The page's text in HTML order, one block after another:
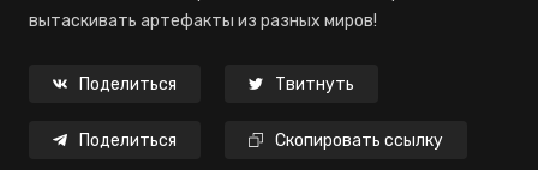
вытаскивать артефакты из разных миров!
Поделиться Твитнуть
Поделиться Скопировать ссылку